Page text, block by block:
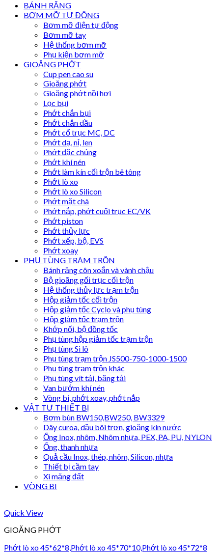
BÁNH RĂNG
BƠM MỠ TỰ ĐỘNG
Bơm mỡ điện tự động
Bơm mỡ tay
Hệ thống bơm mỡ
Phụ kiện bơm mỡ
GIOĂNG PHỚT
Cup pen cao su
Gioăng phớt
Gioăng phớt nồi hơi
Lọc bụi
Phớt chắn bụi
Phớt chắn dầu
Phớt cổ trục MC, DC
Phớt dạ, nỉ, len
Phớt đặc chủng
Phớt khí nén
Phớt làm kín cối trộn bê tông
Phớt lò xo
Phớt lò xo Silicon
Phớt mặt chà
Phớt nắp, phớt cuối trục EC/VK
Phớt piston
Phớt thủy lực
Phớt xếp, bộ, EVS
Phớt xoay
PHỤ TÙNG TRẠM TRỘN
Bánh răng côn xoắn và vành chậu
Bộ gioăng gối trục cối trộn
Hệ thống thủy lực trạm trộn
Hộp giảm tốc cối trộn
Hộp giảm tốc Cyclo và phụ tùng
Hộp giảm tốc trạm trộn
Khớp nối, bộ đồng tốc
Phụ tùng hộp giảm tốc trạm trộn
Phụ tùng Si lô
Phụ tùng trạm trộn JS500-750-1000-1500
Phụ tùng trạm trộn khác
Phụ tùng vít tải, băng tải
Van bướm khí nén
Vòng bi, phớt xoay, phớt nắp
VẬT TƯ THIẾT BỊ
Bơm bùn BW150,BW250, BW3329
Dây curoa, dầu bôi trơn, gioăng kín nước
Ống Inox, nhôm, Nhôm nhựa, PEX, PA, PU, NYLON
Ống, thanh nhựa
Quả cầu Inox, thép, nhôm, Silicon, nhựa
Thiết bị cầm tay
Xi măng đất
VÒNG BI
Quick View
GIOĂNG PHỚT
Phớt lò xo 45*62*8,Phớt lò xo 45*70*10,Phớt lò xo 45*72*8